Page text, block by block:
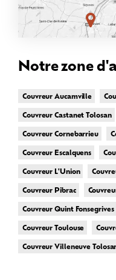
Notre zone
Couvreur Aucamville
Couvreur Castanet Tolosan
Couvreur Cornebarrieu
Couvreur Escalquens
Couvreur L'Union
Couvreur Pibrac
Couvreur Quint Fonsegrives
Couvreur Toulouse
Couvreur Villeneuve